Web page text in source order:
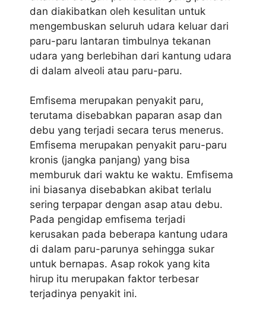
dan diakibatkan oleh kesulitan untuk
mengembuskan seluruh udara keluar dari
paru-paru lantaran timbulnya tekanan
udara yang berlebihan dari kantung udara
di dalam alveoli atau paru-paru.
Emfisema merupakan penyakit paru,
terutama disebabkan paparan asap dan
debu yang terjadi secara terus menerus.
Emfisema merupakan penyakit paru-paru
kronis (jangka panjang) yang bisa
memburuk dari waktu ke waktu. Emfisema
ini biasanya disebabkan akibat terlalu
sering terpapar dengan asap atau debu.
Pada pengidap emfisema terjadi
kerusakan pada beberapa kantung udara
di dalam paru-parunya sehingga sukar
untuk bernapas. Asap rokok yang kita
hirup itu merupakan faktor terbesar
terjadinya penyakit ini.